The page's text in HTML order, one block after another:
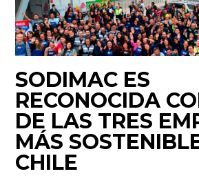
SODIMAC ES
RECONOCIDA
DE LAS TRES
MÁS
CHILE